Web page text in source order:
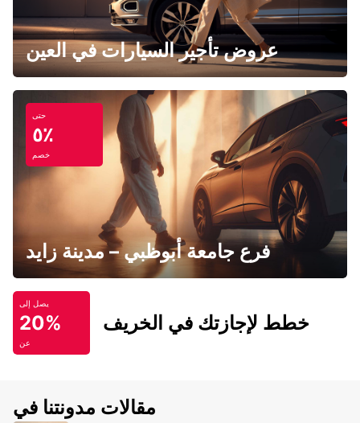
عروض تأجير السيارات في العين
حتى
٥٪
خصم
فرع جامعة أبوظبي – مدينة زايد
يصل إلى
20%
عن
خطط لإجازتك في الخريف
مقالات مدونتنا في